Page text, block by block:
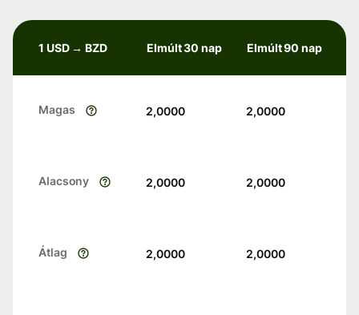
1 USD → BZD Elmúlt 30 nap Elmúlt 90 nap
Magas 2,0000 2,0000
Alacsony 2,0000 2,0000
Átlag 2,0000 2,0000